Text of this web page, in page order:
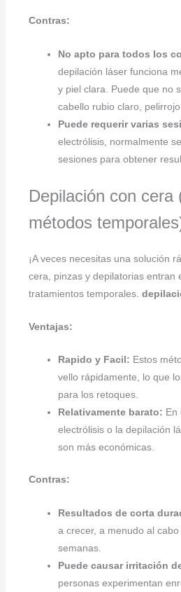
Contras:
No apto para todos los
depilación láser funciona
y piel clara. Puede que no
cabello rubio claro, pelirrojo
Puede requerir varias
electrólisis, normalmente
sesiones para obtener
Depilación con cera
métodos
¡A veces necesitas una solución
cera, pinzas y depilatorias entran
tratamientos temporales.
Ventajas:
Rapido y Facil: Estos
vello rápidamente, lo que
para los retoques.
Relativamente barato: En
electrólisis o la depilación
son más económicas.
Contras:
Resultados de corta
a crecer, a menudo al
semanas.
Puede causar irritación
personas experimentan